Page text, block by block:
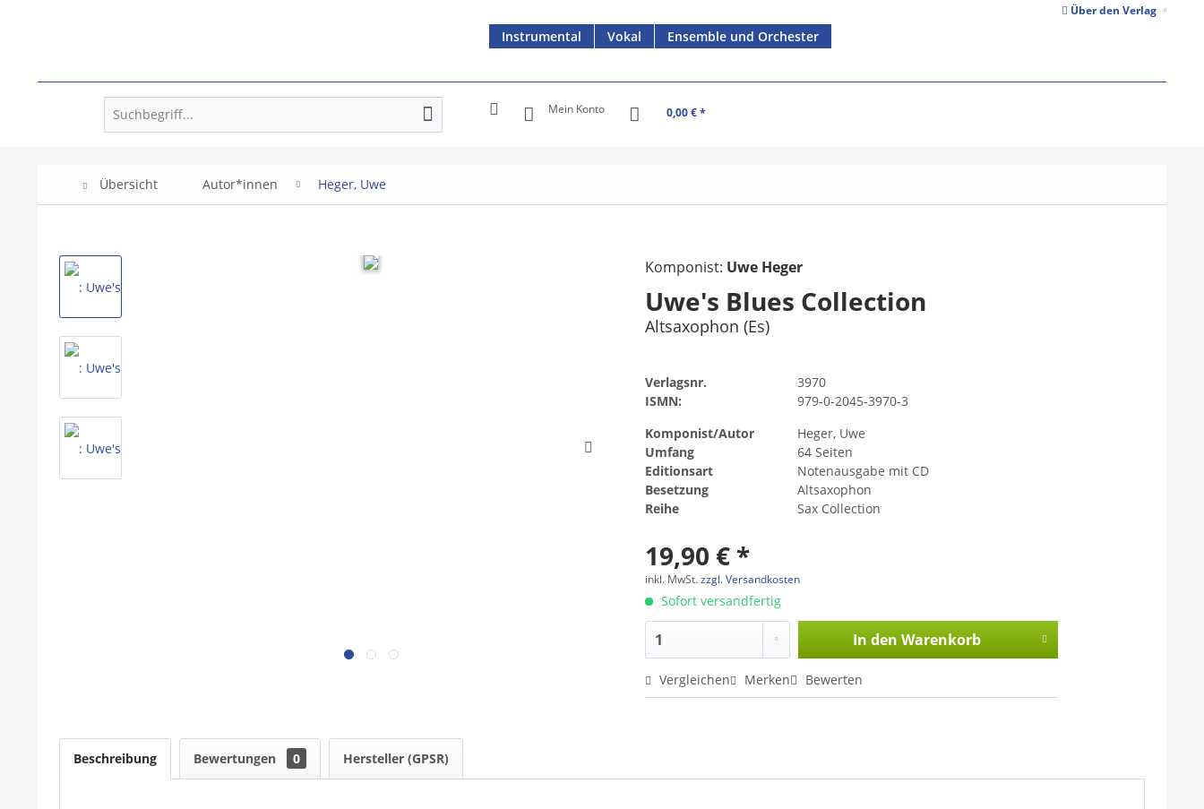
Über den Verlag
Instrumental Vokal Ensemble und Orchester
Mein Konto 0,00 € *
Übersicht Autor*innen Heger, Uwe
Komponist: Uwe Heger
Uwe's Blues Collection
Altsaxophon (Es)
Verlagsnr.
3970
ISMN:
979-0-2045-3970-3
Komponist/Autor
Heger, Uwe
Umfang
64 Seiten
Editionsart
Notenausgabe mit CD
Besetzung
Altsaxophon
Reihe
Sax Collection
19,90 € *
inkl. MwSt.zzgl. Versandkosten
Sofort versandfertig
In den Warenkorb
Vergleichen Merken Bewerten
Beschreibung Bewertungen 0 Hersteller (GPSR)